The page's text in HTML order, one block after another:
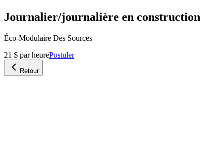
Journalier/journalière en construction
Éco-Modulaire Des Sources
21 $ par heurePostuler
Retour